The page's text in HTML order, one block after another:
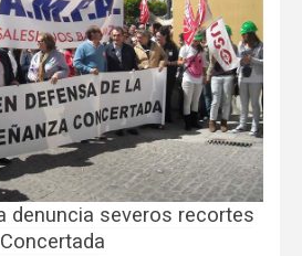
denuncia severos recortes